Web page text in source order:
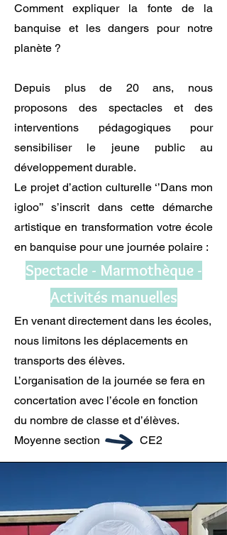
Comment expliquer la fonte de la
banquise et les dangers pour notre
planète ?
Depuis plus de 20 ans, nous
proposons des spectacles et des
interventions pédagogiques pour
sensibiliser le jeune public au
développement durable.
Le projet d’action culturelle ‘’Dans mon
igloo’’ s’inscrit dans cette démarche
artistique en transformation votre école
en banquise pour une journée polaire :
Spectacle - Marmothèque -
Activités manuelles
En venant directement dans les écoles,
nous limitons les déplacements en
transports des élèves.
L’organisation de la journée se fera en
concertation avec l’école en fonction
du nombre de classe et d’élèves.
Moyenne section CE2